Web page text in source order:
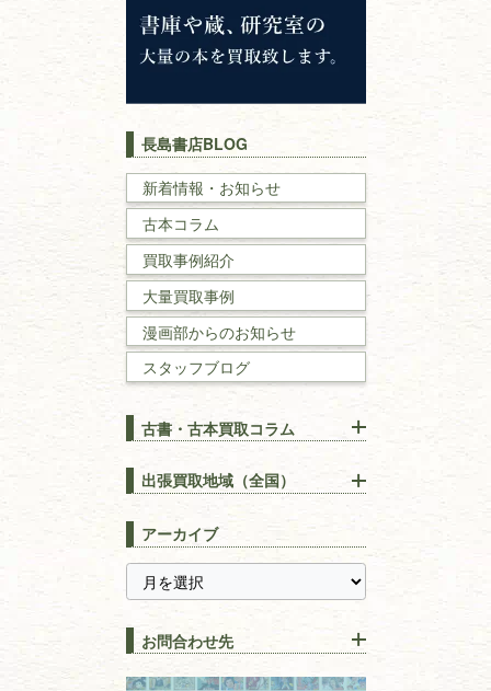
イスラム教
キリスト教
戦記・戦史
国文学・
理工書
数学書・物理学書
建築書
漢方・鍼灸・東洋医学
易学・占い
スピリチュアル・ 精神世界
全集・
趣味・教養
書道
長島書店BLOG
新着情報・お知らせ
古本コラム
買取事例紹介
大量買取事例
漫画部からのお知らせ
スタッフブログ
古書・古本買取コラム
りOK！効率的に売る方法
宅配買取は古本を送るだけ！
長島書店の便利な買取サービ
ス
【持ち込み買取】店頭で簡単
に古本を売るメリットとは？
古本を高く売る方法！買取で
上手な売り方のコツを解説
出張買取地域（全国）
千葉県
神奈川県
静岡県
栃木県
山梨県
新潟県
アーカイブ
お問合わせ先